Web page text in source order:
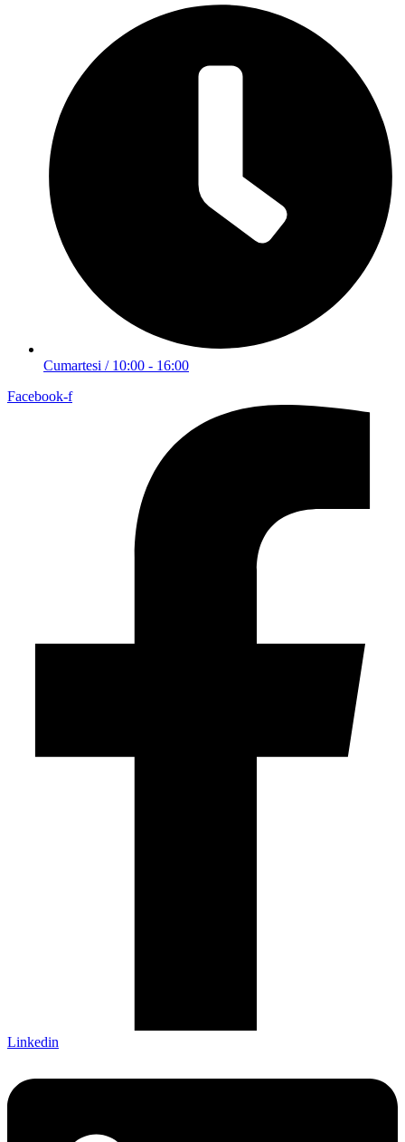
Cumartesi / 10:00 - 16:00
Facebook-f
Linkedin